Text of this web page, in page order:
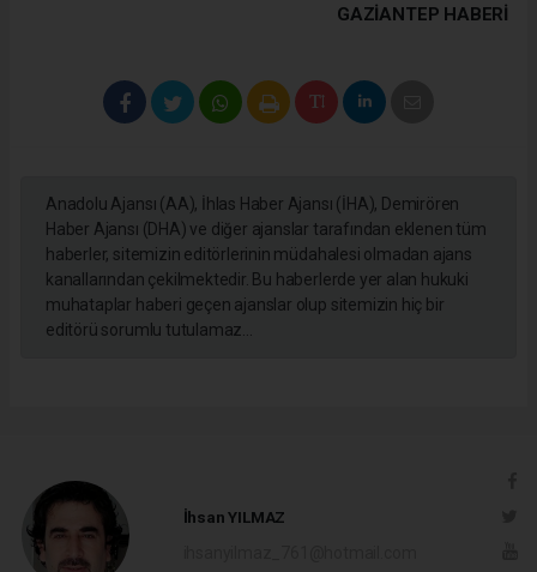
GAZIANTEP HABERİ
Anadolu Ajansı (AA), İhlas Haber Ajansı (İHA), Demirören
Haber Ajansı (DHA) ve diğer ajanslar tarafından eklenen tüm
haberler, sitemizin editörlerinin müdahalesi olmadan ajans
kanallarından çekilmektedir. Bu haberlerde yer alan hukuki
muhataplar haberi geçen ajanslar olup sitemizin hiç bir
editörü sorumlu tutulamaz...
İhsan YILMAZ